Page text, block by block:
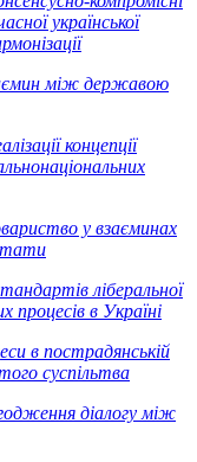
української
між державою
концепції
у взаєминах
ліберальної
в Україні
в пострадянській
суспільтва
діалогу між